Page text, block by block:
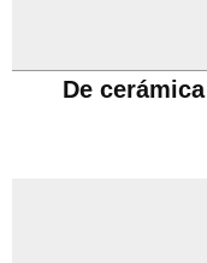
De cerámica